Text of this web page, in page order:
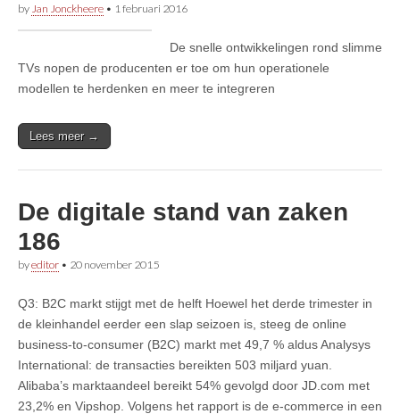
by Jan Jonckheere • 1 februari 2016
De snelle ontwikkelingen rond slimme
TVs nopen de producenten er toe om hun operationele
modellen te herdenken en meer te integreren
Lees meer →
De digitale stand van zaken
186
byeditor • 20 november 2015
Q3: B2C markt stijgt met de helft Hoewel het derde trimester in
de kleinhandel eerder een slap seizoen is, steeg de online
business-to-consumer (B2C) markt met 49,7 % aldus Analysys
International: de transacties bereikten 503 miljard yuan.
Alibaba’s marktaandeel bereikt 54% gevolgd door JD.com met
23,2% en Vipshop. Volgens het rapport is de e-commerce in een